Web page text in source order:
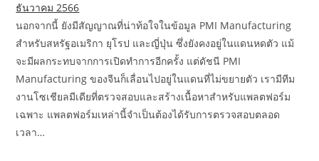
ธันวาคม 2566
นอกจากนี้ ยังมีสัญญาณที่น่าท้อใจในข้อมูล PMI Manufacturing
สำหรับสหรัฐอเมริกา ยุโรป และญี่ปุ่น ซึ่งยังคงอยู่ในแดนหดตัว แม้
จะมีผลกระทบจากการเปิดทำการอีกครั้ง แต่ดัชนี PMI
Manufacturing ของจีนก็เลื่อนไปอยู่ในแดนที่ไม่ขยายตัว เรามีทีม
งานโซเชียลมีเดียที่ตรวจสอบและสร้างเนื้อหาสำหรับแพลตฟอร์ม
เฉพาะ แพลตฟอร์มเหล่านี้จำเป็นต้องได้รับการตรวจสอบตลอด
เวลา…